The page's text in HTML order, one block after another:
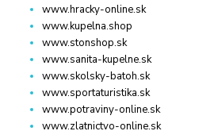
www.hracky-online.sk
www.kupelna.shop
www.stonshop.sk
www.sanita-kupelne.sk
www.skolsky-batoh.sk
www.sportaturistika.sk
www.potraviny-online.sk
www.zlatnictvo-online.sk